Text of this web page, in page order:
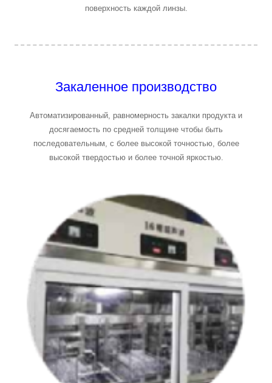
поверхность каждой линзы.
Закаленное производство
Автоматизированный, равномерность закалки продукта и
досягаемость по средней толщине чтобы быть
последовательным, с более высокой точностью, более
высокой твердостью и более точной яркостью.